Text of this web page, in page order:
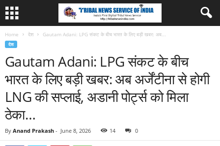
Home देश Gautam Adani: LPG संकट के बीच भारत के लिए बड़ी खबर: अब...
देश
Gautam Adani: LPG संकट के बीच
भारत के लिए बड़ी खबर: अब अर्जेंटीना से होगी
LNG की सप्लाई, अडानी पोर्ट्स को मिला
ठेका…
By Anand Prakash - June 8, 2026 14 0